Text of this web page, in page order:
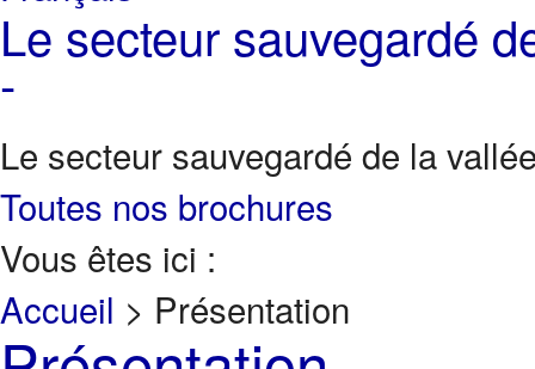
Le secteur sauvegardé
-
Le secteur sauvegardé de la
Toutes nos brochures
Vous êtes ici :
Accueil > Présentation